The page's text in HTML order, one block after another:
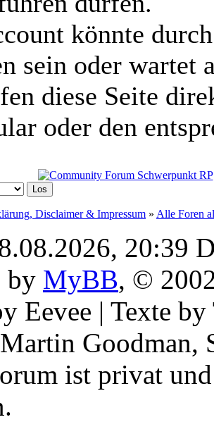
könnte
sein oder wartet
diese Seite
oder den
Disclaimer & Impressum » Alle Foren
20:39
by MyBB, ©
Eevee | Texte
Goodman,
ist privat